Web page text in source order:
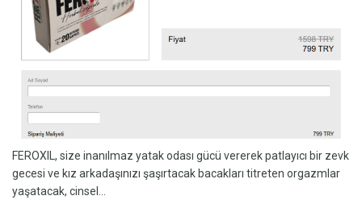
FEROXIL, size inanılmaz yatak odası gücü vererek patlayıcı bir zevk
gecesi ve kız arkadaşınızı şaşırtacak bacakları titreten orgazmlar
yaşatacak, cinsel...